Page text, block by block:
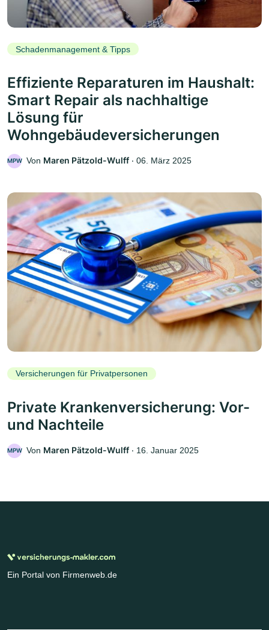
Schadenmanagement & Tipps
Effiziente Reparaturen im Haushalt:
Smart Repair als nachhaltige
Lösung für
Wohngebäudeversicherungen
MPW Von Maren Pätzold-Wulff ‧ 06. März 2025
Versicherungen für Privatpersonen
Private Krankenversicherung: Vor-
und Nachteile
MPW Von Maren Pätzold-Wulff ‧ 16. Januar 2025
Ein Portal von Firmenweb.de